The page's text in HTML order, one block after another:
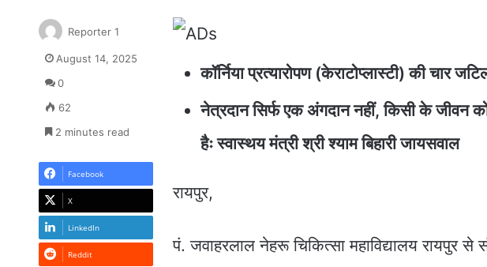
कॉर्निया प्रत्यारोपण (केराटोप्लास्टी) की चार
नेत्रदान सिर्फ एक अंगदान नहीं, किसी के जीवन
हैः स्वास्थय मंत्री श्री श्याम बिहारी जायसवाल
रायपुर,
पं. जवाहरलाल नेहरू चिकित्सा महाविद्यालय रायपुर से
Reporter 1
August 14, 2025
0
62
2 minutes read
Facebook
X
LinkedIn
Reddit